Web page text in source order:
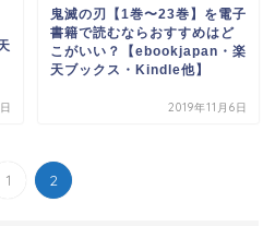
鬼滅の刃【1巻〜23巻】を電子
書籍で読むならおすすめはど
こがいい？【ebookjapan・楽
天ブックス・Kindle他】
2019年11月6日
1 2